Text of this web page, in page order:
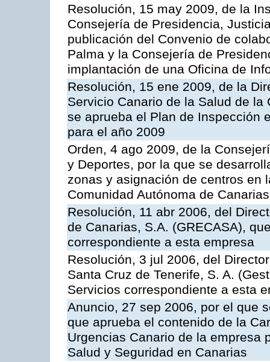
Resolución, 15 may 2009, de la
Consejería de Presidencia,
publicación del Convenio de
Palma y la Consejería de
implantación de una Oficina de
Resolución, 15 ene 2009, de la
Servicio Canario de la Salud de
se aprueba el Plan de Inspección
para el año 2009
Orden, 4 ago 2009, de la
y Deportes, por la que se
zonas y asignación de centros en
Comunidad Autónoma de Canarias
Resolución, 11 abr 2006, del
de Canarias, S.A. (GRECASA),
correspondiente a esta empresa
Resolución, 3 jul 2006, del
Santa Cruz de Tenerife, S. A.
Servicios correspondiente a esta
Anuncio, 27 sep 2006, por el que
que aprueba el contenido de la
Urgencias Canario de la empresa
Salud y Seguridad en Canarias